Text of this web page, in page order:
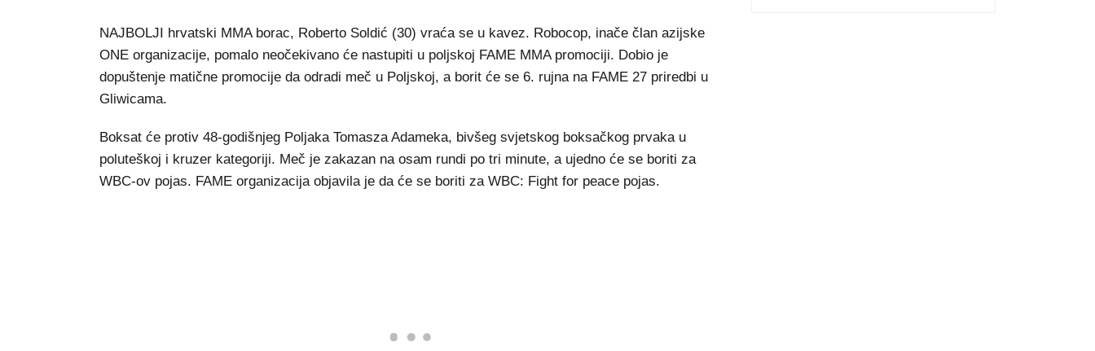
NAJBOLJI hrvatski MMA borac, Roberto Soldić (30) vraća se u kavez. Robocop, inače član azijske
ONE organizacije, pomalo neočekivano će nastupiti u poljskoj FAME MMA promociji. Dobio je
dopuštenje matične promocije da odradi meč u Poljskoj, a borit će se 6. rujna na FAME 27 priredbi u
Gliwicama.
Boksat će protiv 48-godišnjeg Poljaka Tomasza Adameka, bivšeg svjetskog boksačkog prvaka u
poluteškoj i kruzer kategoriji. Meč je zakazan na osam rundi po tri minute, a ujedno će se boriti za
WBC-ov pojas. FAME organizacija objavila je da će se boriti za WBC: Fight for peace pojas.